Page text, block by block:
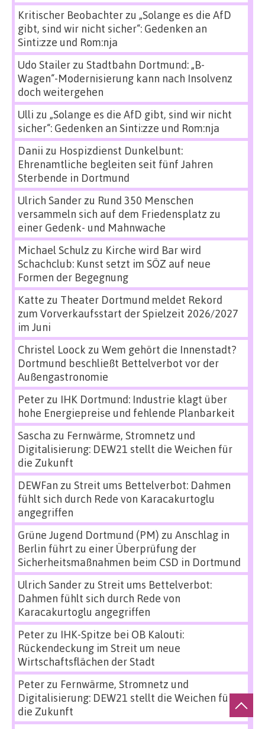
Kritischer Beobachterzu „Solange es die AfD
gibt, sind wir nicht sicher“: Gedenken an
Sinti:zze und Rom:nja
Udo Stailerzu Stadtbahn Dortmund: „B-
Wagen“-Modernisierung kann nach Insolvenz
doch weitergehen
Ulli zu „Solange es die AfD gibt, sind wir nicht
sicher“: Gedenken an Sinti:zze und Rom:nja
Danii zu Hospizdienst Dunkelbunt:
Ehrenamtliche begleiten seit fünf Jahren
Sterbende in Dortmund
Ulrich Sanderzu Rund 350 Menschen
versammeln sich auf dem Friedensplatz zu
einer Gedenk- und Mahnwache
Michael Schulz zu Kirche wird Bar wird
Schachclub: Kunst setzt im SÖZ auf neue
Formen der Begegnung
Katte zu Theater Dortmund meldet Rekord
zum Vorverkaufsstart der Spielzeit 2026/2027
im Juni
Christel Loock zu Wem gehört die Innenstadt?
Dortmund beschließt Bettelverbot vor der
Außengastronomie
Peterzu IHK Dortmund: Industrie klagt über
hohe Energiepreise und fehlende Planbarkeit
Sascha zu Fernwärme, Stromnetz und
Digitalisierung: DEW21 stellt die Weichen für
die Zukunft
DEWFan zu Streit ums Bettelverbot: Dahmen
fühlt sich durch Rede von Karacakurtoglu
angegriffen
Grüne Jugend Dortmund (PM) zu Anschlag in
Berlin führt zu einer Überprüfung der
Sicherheitsmaßnahmen beim CSD in Dortmund
Ulrich Sanderzu Streit ums Bettelverbot:
Dahmen fühlt sich durch Rede von
Karacakurtoglu angegriffen
Peterzu IHK-Spitze bei OB Kalouti:
Rückendeckung im Streit um neue
Wirtschaftsflächen der Stadt
Peterzu Fernwärme, Stromnetz und
Digitalisierung: DEW21 stellt die Weichen für
die Zukunft